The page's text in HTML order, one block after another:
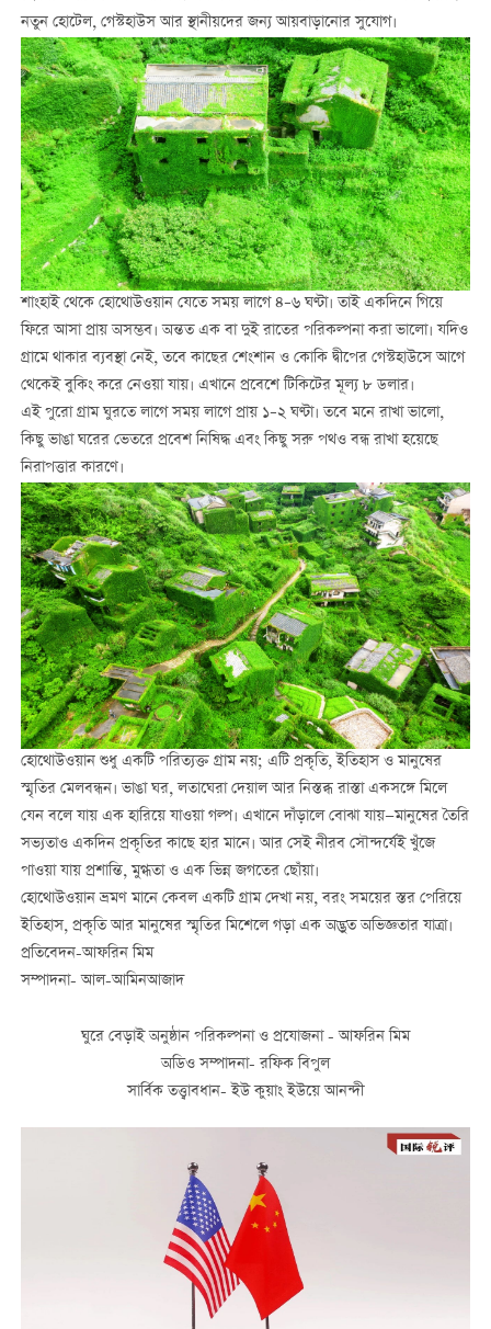
নতুন হোটেল, গেস্টহাউস আর স্থানীয়দের জন্য আয়বাড়ানোর সুযোগ।
শাংহাই থেকে হোথোউওয়ান যেতে সময় লাগে ৪–৬ ঘণ্টা। তাই একদিনে গিয়ে
ফিরে আসা প্রায় অসম্ভব। অন্তত এক বা দুই রাতের পরিকল্পনা করা ভালো। যদিও
গ্রামে থাকার ব্যবস্থা নেই, তবে কাছের শেংশান ও কোকি দ্বীপের গেস্টহাউসে আগে
থেকেই বুকিং করে নেওয়া যায়। এখানে প্রবেশে টিকিটের মূল্য ৮ ডলার।
এই পুরো গ্রাম ঘুরতে লাগে সময় লাগে প্রায় ১–২ ঘণ্টা। তবে মনে রাখা ভালো,
কিছু ভাঙা ঘরের ভেতরে প্রবেশ নিষিদ্ধ এবং কিছু সরু পথও বন্ধ রাখা হয়েছে
নিরাপত্তার কারণে।
হোথোউওয়ান শুধু একটি পরিত্যক্ত গ্রাম নয়; এটি প্রকৃতি, ইতিহাস ও মানুষের
স্মৃতির মেলবন্ধন। ভাঙা ঘর, লতাঘেরা দেয়াল আর নিস্তব্ধ রাস্তা একসঙ্গে মিলে
যেন বলে যায় এক হারিয়ে যাওয়া গল্প। এখানে দাঁড়ালে বোঝা যায়—মানুষের তৈরি
সভ্যতাও একদিন প্রকৃতির কাছে হার মানে। আর সেই নীরব সৌন্দর্যেই খুঁজে
পাওয়া যায় প্রশান্তি, মুগ্ধতা ও এক ভিন্ন জগতের ছোঁয়া।
হোথোউওয়ান ভ্রমণ মানে কেবল একটি গ্রাম দেখা নয়, বরং সময়ের স্তর পেরিয়ে
ইতিহাস, প্রকৃতি আর মানুষের স্মৃতির মিশেলে গড়া এক অদ্ভুত অভিজ্ঞতার যাত্রা।
প্রতিবেদন-আফরিন মিম
সম্পাদনা- আল-আমিনআজাদ
ঘুরে বেড়াই অনুষ্ঠান পরিকল্পনা ও প্রযোজনা - আফরিন মিম
অডিও সম্পাদনা- রফিক বিপুল
সার্বিক তত্ত্বাবধান- ইউ কুয়াং ইউয়ে আনন্দী